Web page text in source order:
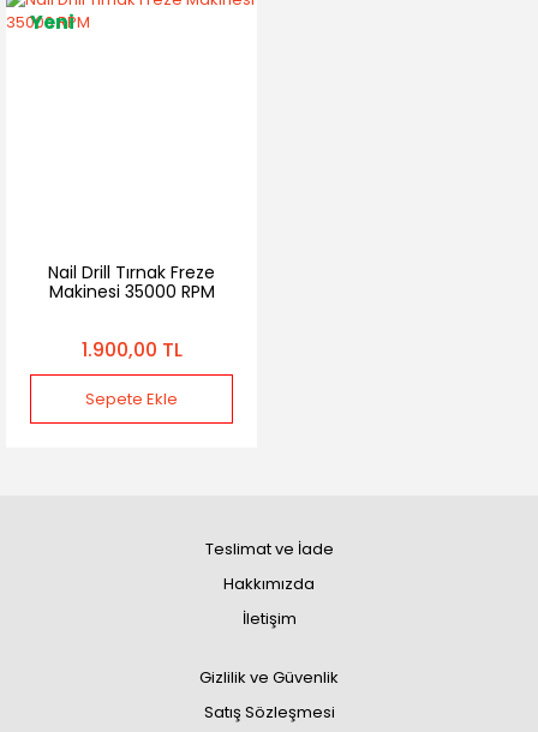
Yeni
Nail Drill Tırnak Freze
Makinesi 35000 RPM
1.900,00 TL
Sepete Ekle
Teslimat ve İade
Hakkımızda
İletişim
Gizlilik ve Güvenlik
Satış Sözleşmesi